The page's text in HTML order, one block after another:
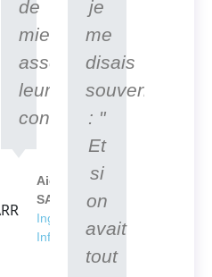
de
mieux
asseoir
leurs
connaissances.
Aicha
SARR
Ingénieur en
Informatique
je
me
disais
souvent
: "
Et
si
on
avait
tout